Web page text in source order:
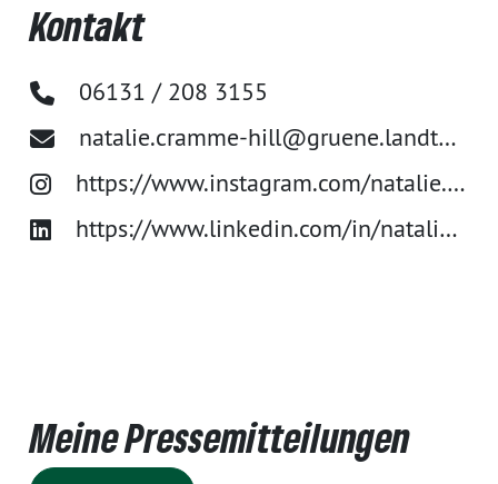
Kontakt
06131 / 208 3155
natalie.cramme-hill@gruene.landtag-rlp.de
https://www.instagram.com/natalie.cramme_hill/
https://www.linkedin.com/in/natalie-cramme-hill-463b4315b/
Meine Pressemitteilungen